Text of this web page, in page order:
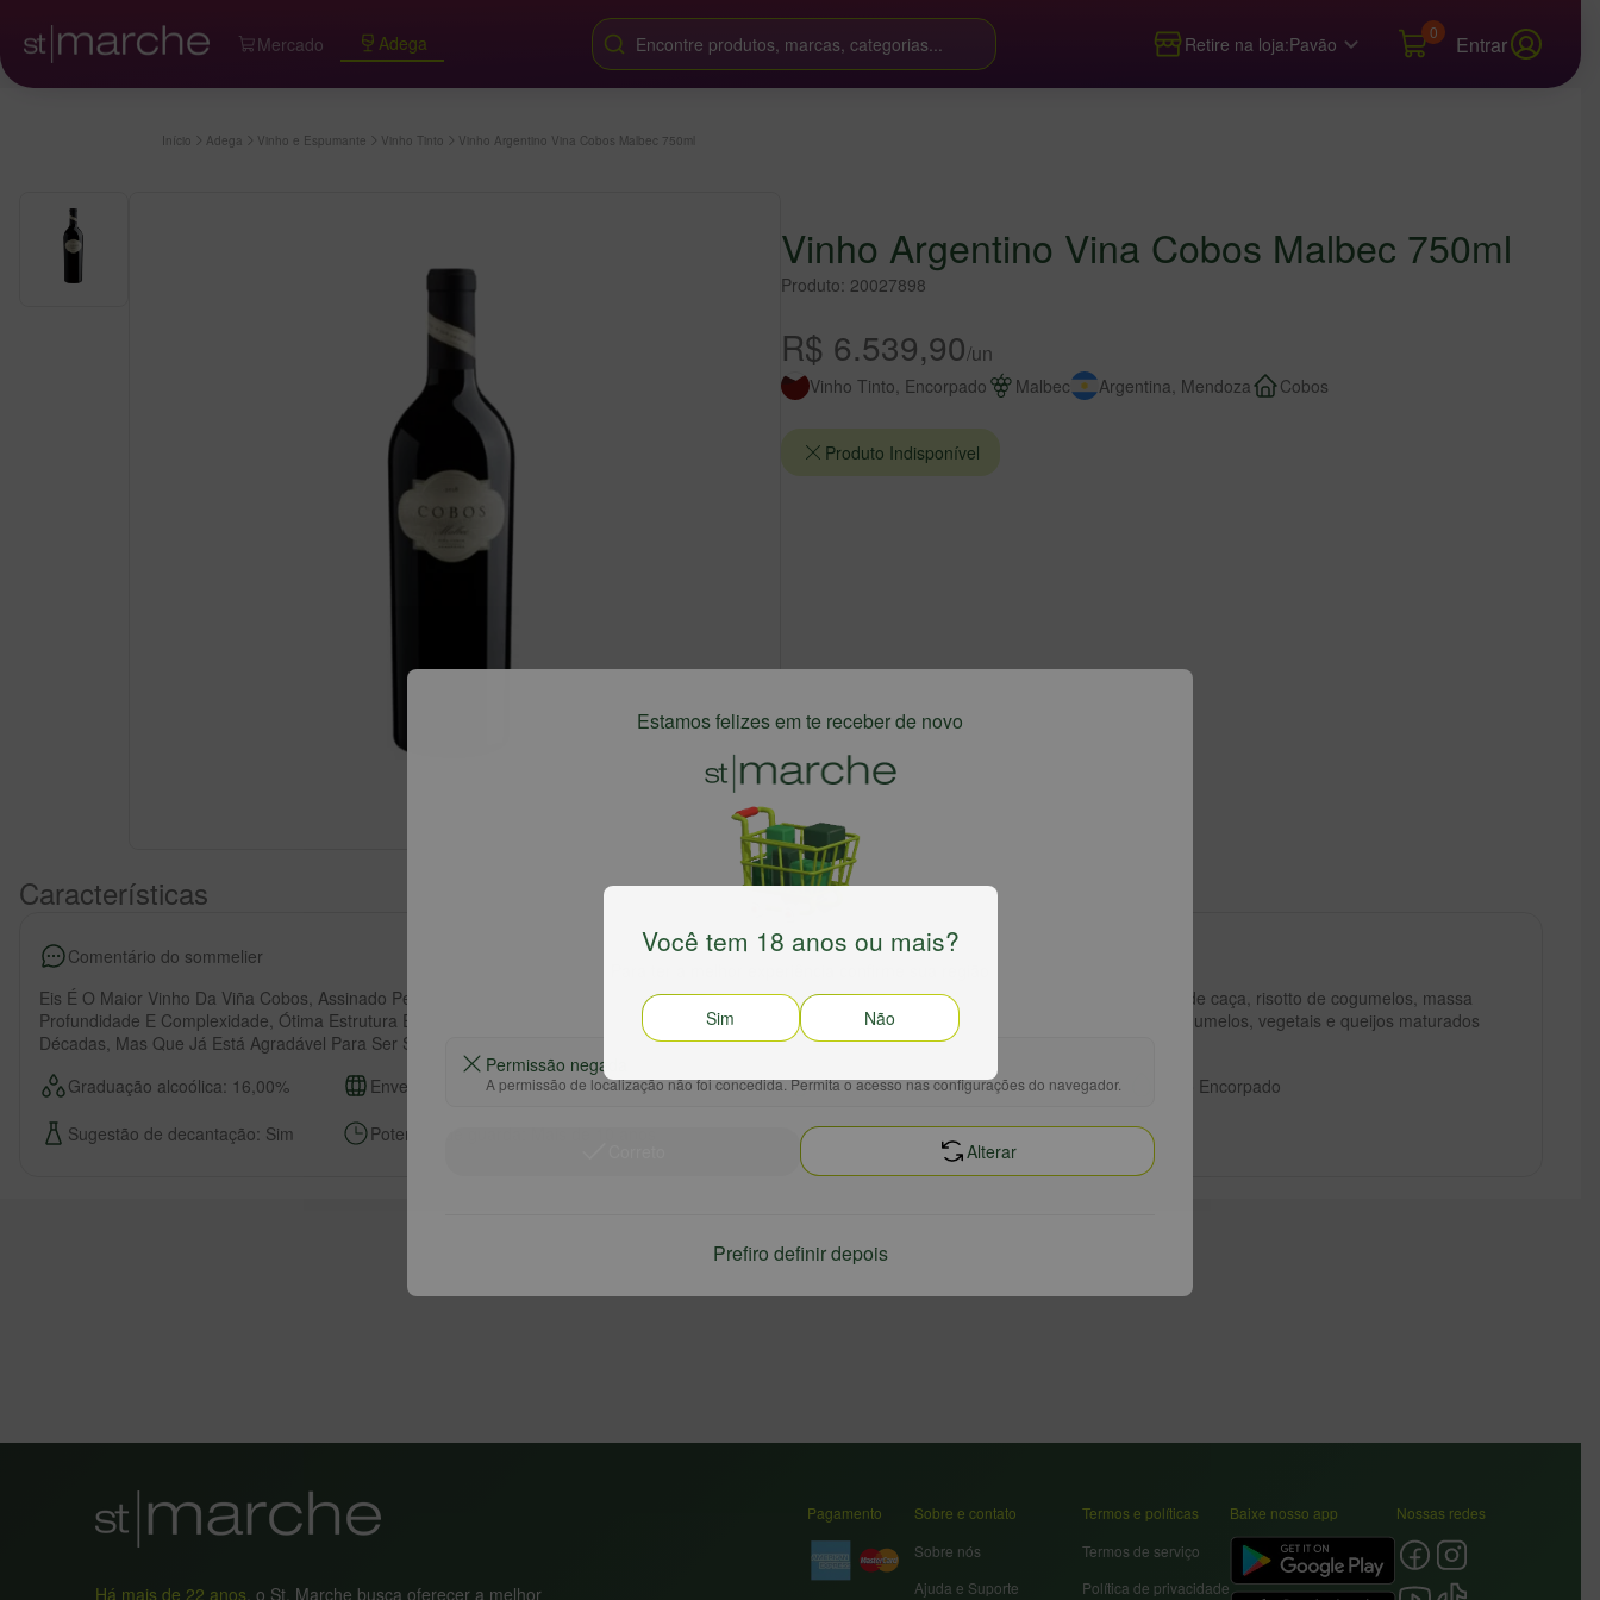
Mercado Adega Encontre produtos, marcas, categorias... Retire na loja:Pavão
0 Entrar
Início Adega Vinho e Espumante Vinho Tinto Vinho Argentino Vina Cobos Malbec 750ml
Vinho Argentino Vina Cobos Malbec 750ml
Produto: 20027898
R$ 6.539,90/un
Vinho Tinto, Encorpado Malbec Argentina, Mendoza Cobos
Produto Indisponível
Características
Comentário do sommelier
Eis É O Maior Vinho Da Viña Cobos, Assinado Pelo Grande Enólogo Californiano Paul Hobbs. Com Grande
Profundidade E Complexidade, Ótima Estrutura E Maciez, É Um Vinho Longevo, Que Pode Ser Guardado Por
Décadas, Mas Que Já Está Agradável Para Ser Servi
Carne bovina, carne suína, carne de caça, risotto de cogumelos, massa
recheada ao molho de tomate, cogumelos, vegetais e queijos maturados
Graduação alcoólica: 16,00% Envelhecimento: 18 meses em barril de carvalho Temperatura de serviço: 16 a 18°C
Tinto Encorpado
Sugestão de decantação: Sim
Potencial de guarda: Mais de 10 anos
Há mais de 22 anos , o St. Marche busca oferecer a melhor
Pagamento
Sobre e contato
Sobre nós
Ajuda e Suporte
Termos e políticas
Termos de serviço
Política de privacidade
Baixe nosso app Nossas redes
Estamos felizes em te receber de novo
Permissão negada
A permissão de localização não foi concedida. Permita o acesso nas configurações do navegador.
Alterar
Prefiro definir depois
Você tem 18 anos ou mais?
Sim Não